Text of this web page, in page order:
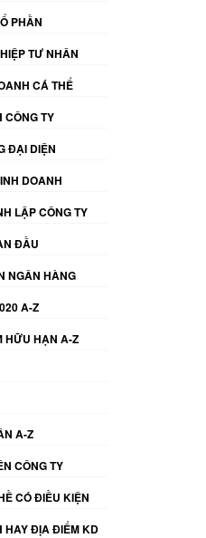
PHẦN
TƯ NHÂN
CÁ THỂ
CÔNG TY
ĐẠI DIỆN
DOANH
LẬP CÔNG TY
ĐẦU
NGÂN HÀNG
A-Z
HỮU HẠN A-Z
A-Z
CÔNG TY
CÓ ĐIỀU KIỆN
HAY ĐỊA ĐIỂM KD